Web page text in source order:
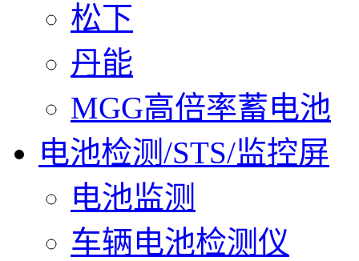
松下
丹能
MGG高倍率蓄电池
电池检测/STS/监控屏
电池监测
车辆电池检测仪